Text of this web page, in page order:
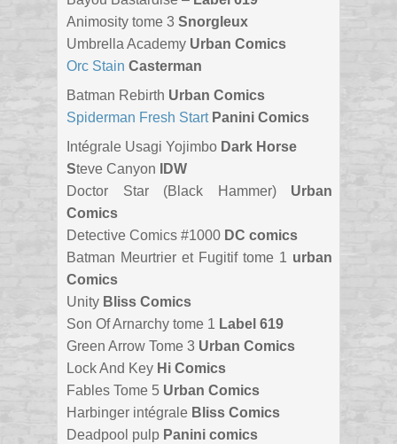
Animosity tome 3 Snorgleux
Umbrella Academy Urban Comics
Orc Stain Casterman
Batman Rebirth Urban Comics
Spiderman Fresh Start Panini Comics
Intégrale Usagi Yojimbo Dark Horse
Steve Canyon
IDW
Doctor Star (Black Hammer) Urban
Comics
Detective Comics #1000 DC comics
Batman Meurtrier et Fugitif tome 1 urban
Comics
Unity Bliss Comics
Son Of Arnarchy tome 1 Label 619
Green Arrow Tome 3 Urban Comics
Lock And Key Hi Comics
Fables Tome 5 Urban Comics
Harbinger intégrale Bliss Comics
Deadpool pulp Panini comics